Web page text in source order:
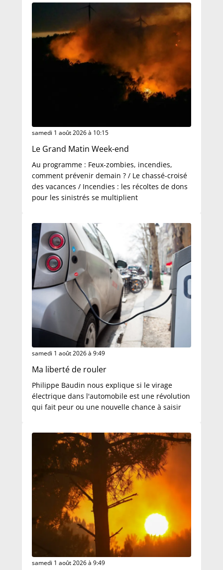
samedi 1 août 2026 à 10:15
Le Grand Matin Week-end
Au programme : Feux-zombies, incendies,
comment prévenir demain ? / Le chassé-croisé
des vacances / Incendies : les récoltes de dons
pour les sinistrés se multiplient
samedi 1 août 2026 à 9:49
Ma liberté de rouler
Philippe Baudin nous explique si le virage
électrique dans l'automobile est une révolution
qui fait peur ou une nouvelle chance à saisir
samedi 1 août 2026 à 9:49